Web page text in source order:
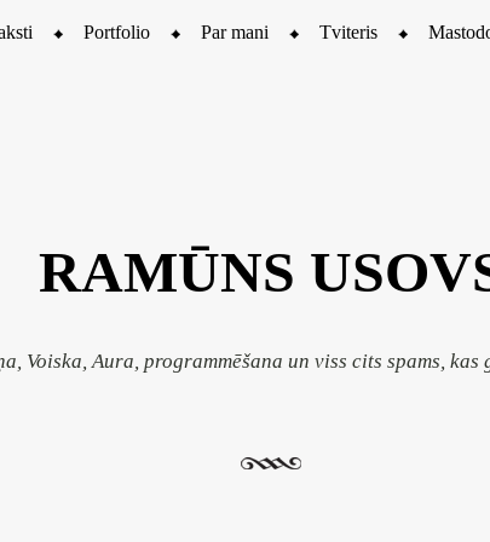
Portfolio Par mani Tviteris
RAMŪNS
Voiska, Aura, programmēšana un viss cits spams, kas